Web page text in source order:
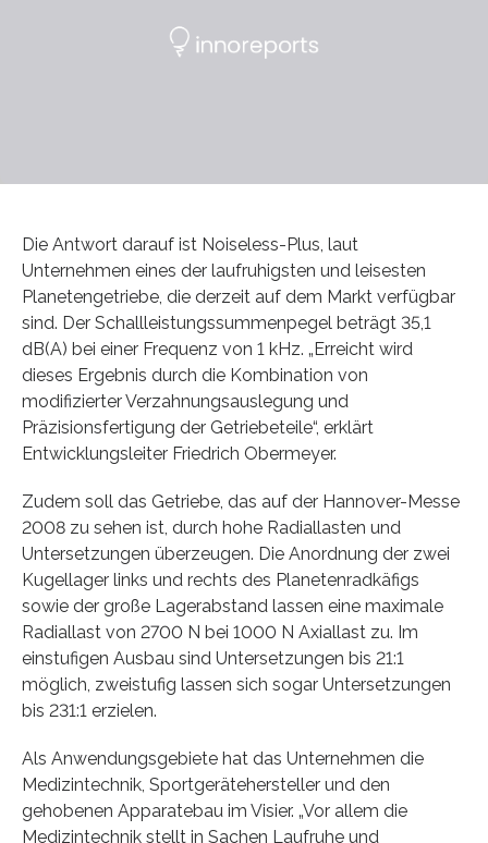
Die Antwort darauf ist Noiseless-Plus, laut
Unternehmen eines der laufruhigsten und leisesten
Planetengetriebe, die derzeit auf dem Markt verfügbar
sind. Der Schallleistungssummenpegel beträgt 35,1
dB(A) bei einer Frequenz von 1 kHz. „Erreicht wird
dieses Ergebnis durch die Kombination von
modifizierter Verzahnungsauslegung und
Präzisionsfertigung der Getriebeteile“, erklärt
Entwicklungsleiter Friedrich Obermeyer.
Zudem soll das Getriebe, das auf der Hannover-Messe
2008 zu sehen ist, durch hohe Radiallasten und
Untersetzungen überzeugen. Die Anordnung der zwei
Kugellager links und rechts des Planetenradkäfigs
sowie der große Lagerabstand lassen eine maximale
Radiallast von 2700 N bei 1000 N Axiallast zu. Im
einstufigen Ausbau sind Untersetzungen bis 21:1
möglich, zweistufig lassen sich sogar Untersetzungen
bis 231:1 erzielen.
Als Anwendungsgebiete hat das Unternehmen die
Medizintechnik, Sportgerätehersteller und den
gehobenen Apparatebau im Visier. „Vor allem die
Medizintechnik stellt in Sachen Laufruhe und